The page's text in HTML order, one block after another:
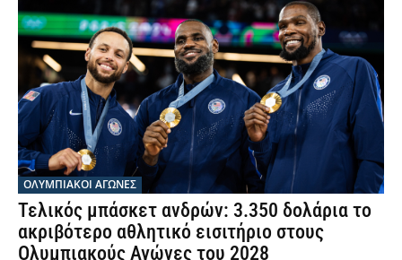
ΟΛΥΜΠΙΑΚΟΊ ΑΓΏΝΕΣ
Τελικός μπάσκετ ανδρών: 3.350 δολάρια το
ακριβότερο αθλητικό εισιτήριο στους
Ολυμπιακούς Αγώνες του 2028